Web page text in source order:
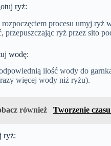
ryż:
rozpoczęciem procesu umyj ryż
przepuszczając ryż przez sito
wodę:
ilość wody do
więcej wody niż ryżu).
również Tworzenie
ryż: